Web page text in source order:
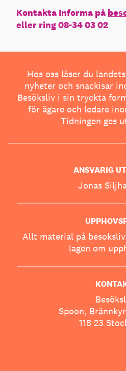
Kontakta Informa på
eller ring 08-34 03 02
Hos oss läser du
nyheter och snackisar
Besöksliv i sin tryckta
för ägare och ledare
Tidningen ges
ANSVARIG
Jonas
Allt material på
lagen om
Spoon,
118 23